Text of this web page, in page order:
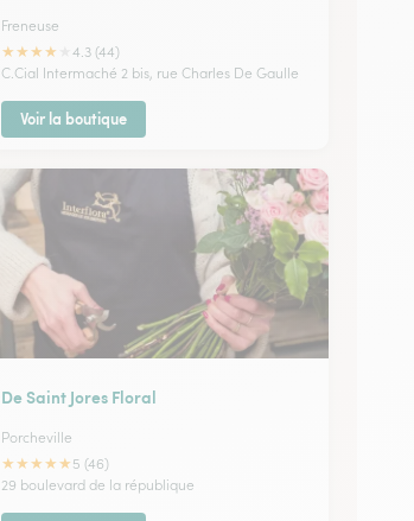
Freneuse
★★★★
4.3 (44)
C.Cial Intermaché 2 bis, rue Charles De Gaulle
Voir la boutique
De Saint Jores Floral
Porcheville
★★★★★ 5 (46)
29 boulevard de la république